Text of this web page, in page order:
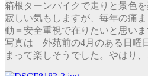
箱根ターンパイクで走りと景色
寂しい気もしますが、毎年の痛
動＝安全重視で在りたいと思いま
写真は 外苑前の4月のある日曜
まって楽しそうでした。やはり